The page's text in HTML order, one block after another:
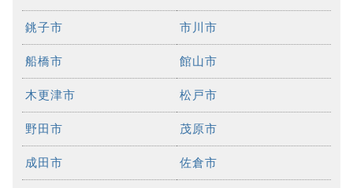
銚子市 市川市
船橋市 館山市
木更津市 松戸市
野田市 茂原市
成田市 佐倉市